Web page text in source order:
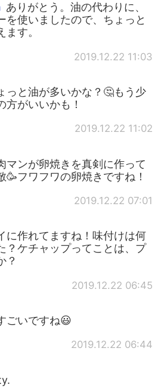
ありがとう。油の代わりに、
を使いましたので、ちょっと
ます。
2019.12.22 11:03
っと油が多いかな？🤔もう少
方がいいかも！
2019.12.22 11:02
マンが卵焼きを真剣に作って
🥳フワフワの卵焼きですね！
2019.12.22 07:01
に作れてますね！味付けは何
？ケチャップってことは、プ
？
2019.12.22 06:45
ごいですね😃
2019.12.22 06:44